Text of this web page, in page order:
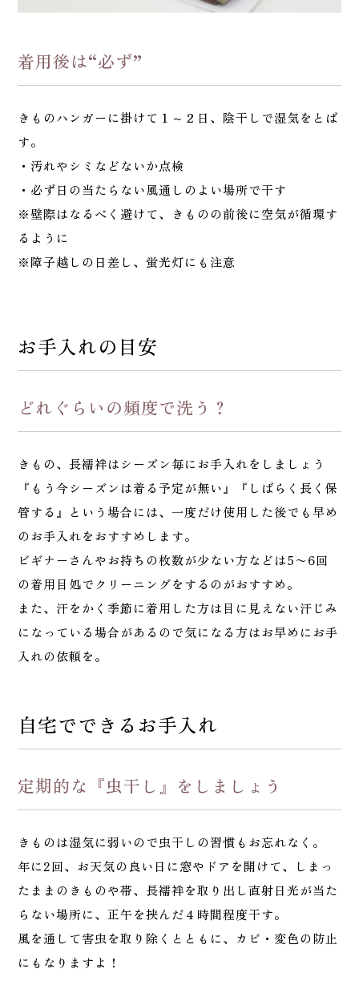
着用後は“必ず”
きものハンガーに掛けて１～２日、陰干しで湿気をとば
す。
・汚れやシミなどないか点検
・必ず日の当たらない風通しのよい場所で干す
※壁際はなるべく避けて、きものの前後に空気が循環す
るように
※障子越しの日差し、蛍光灯にも注意
お手入れの目安
どれぐらいの頻度で洗う？
きもの、長襦袢はシーズン毎にお手入れをしましょう
『もう今シーズンは着る予定が無い』『しばらく長く保
管する』という場合には、一度だけ使用した後でも早め
のお手入れをおすすめします。
ビギナーさんやお持ちの枚数が少ない方などは5〜6回
の着用目処でクリーニングをするのがおすすめ。
また、汗をかく季節に着用した方は目に見えない汗じみ
になっている場合があるので気になる方はお早めにお手
入れの依頼を。
自宅でできるお手入れ
定期的な『虫干し』をしましょう
きものは湿気に弱いので虫干しの習慣もお忘れなく。
年に2回、お天気の良い日に窓やドアを開けて、しまっ
たままのきものや帯、長襦袢を取り出し直射日光が当た
らない場所に、正午を挟んだ４時間程度干す。
風を通して害虫を取り除くとともに、カビ・変色の防止
にもなりますよ！